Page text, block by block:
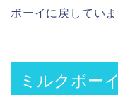
ボーイに戻していま
ミルクボー